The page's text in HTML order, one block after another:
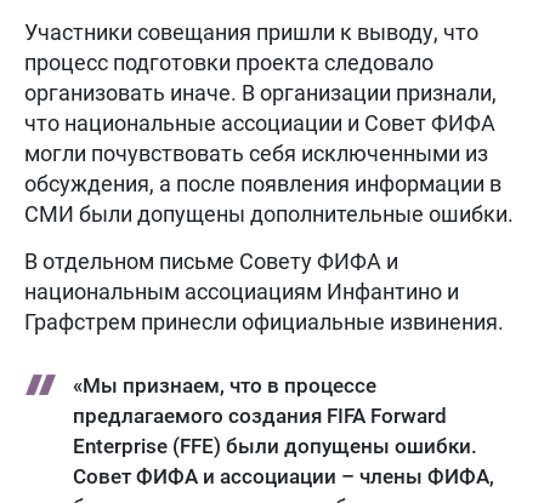
Участники совещания пришли к выводу, что
процесс подготовки проекта следовало
организовать иначе. В организации признали,
что национальные ассоциации и Совет ФИФА
могли почувствовать себя исключенными из
обсуждения, а после появления информации в
СМИ были допущены дополнительные ошибки.
В отдельном письме Совету ФИФА и
национальным ассоциациям Инфантино и
Графстрем принесли официальные извинения.
«Мы признаем, что в процессе
предлагаемого создания FIFA Forward
Enterprise (FFE) были допущены ошибки.
Совет ФИФА и ассоциации – члены ФИФА,